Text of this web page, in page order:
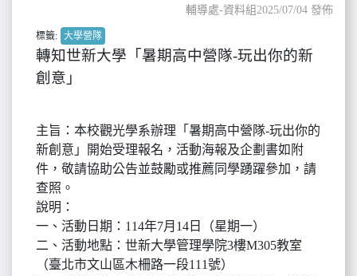
輔導處-資料組2025/07/04 發佈
標籤: 大學營隊
轉知世新大學「暑期高中營隊-玩出你的新
創意」
主旨：本校觀光學系辦理「暑期高中營隊-玩出你的
新創意」開始受理報名，活動海報及企劃書如附
件，敬請協助公告並鼓勵或推薦同學踴躍參加，請
查照。
說明：
一、活動日期：114年7月14日（星期一）
二、活動地點：世新大學管理學院3樓M305教室
（臺北市文山區木柵路一段111號）